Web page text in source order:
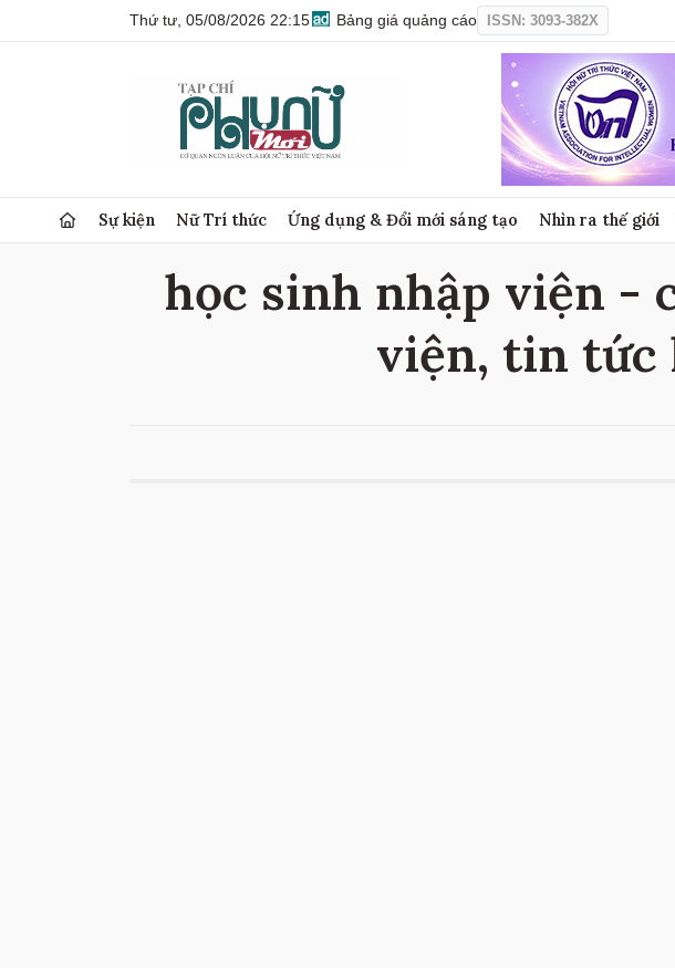
Thứ tư, 05/08/2026 22:15 Bảng giá quảng cáo ISSN: 3093-382X
Sự kiện Nữ Trí thức Ứng dụng & Đổi mới sáng tạo Nhìn ra thế giới
học sinh nhập viện -
viện, tin tức